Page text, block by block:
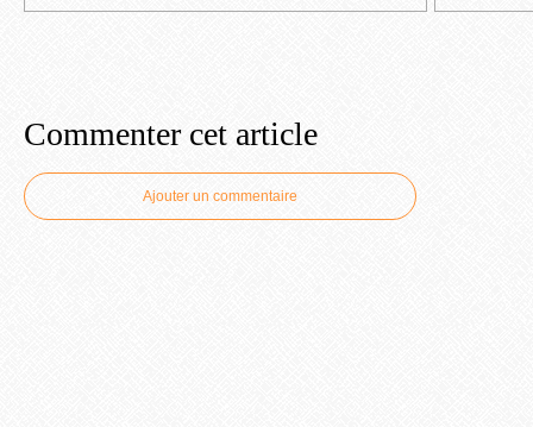
Commenter cet article
Ajouter un commentaire